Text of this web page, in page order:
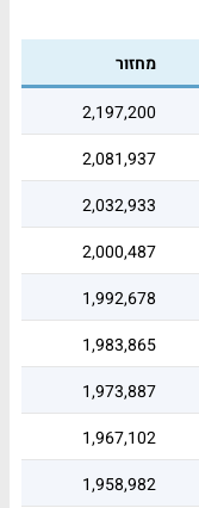
מחזור
2,197,200
2,081,937
2,032,933
2,000,487
1,992,678
1,983,865
1,973,887
1,967,102
1,958,982